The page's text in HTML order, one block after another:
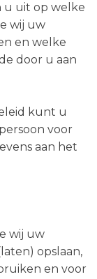
u uit op welke
wij uw
en welke
door u aan
kunt u
voor
aan het
wij uw
opslaan,
en voor